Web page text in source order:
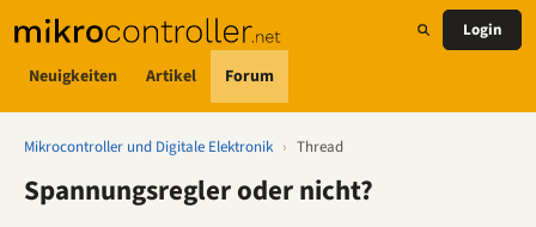
Neuigkeiten Artikel Forum
Login
Mikrocontroller und Digitale Elektronik › Thread
Spannungsregler oder nicht?